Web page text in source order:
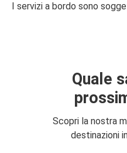
I servizi a bordo sono
Quale
Scopri la nostra
destinazioni